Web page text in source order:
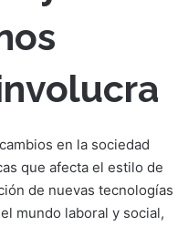
en la sociedad
que afecta el estilo de
de nuevas tecnologías
mundo laboral y social,